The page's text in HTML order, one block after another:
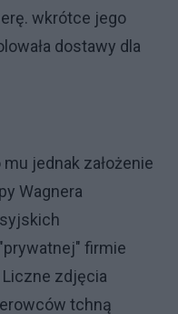
wkrótce jego
dostawy dla
jednak założenie
Wagnera
firmie
zdjęcia
tchną